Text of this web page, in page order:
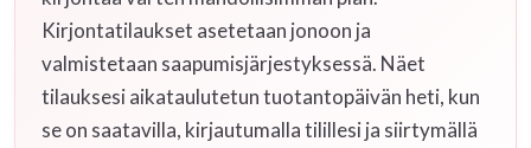
Kirjontatilaukset asetetaan jonoon ja
valmistetaan saapumisjärjestyksessä. Näet
tilauksesi aikataulutetun tuotantopäivän heti, kun
se on saatavilla, kirjautumalla tilillesi ja siirtymällä